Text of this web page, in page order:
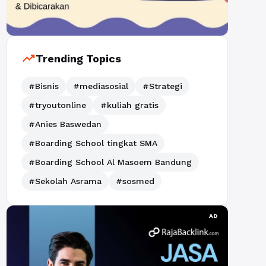
trending_upTrending Topics
#Bisnis #mediasosial
#Strategi
#tryoutonline
#kuliah gratis
#Anies Baswedan
#Boarding School tingkat SMA
#Boarding School Al Masoem Bandung
#Sekolah Asrama
#sosmed
AD